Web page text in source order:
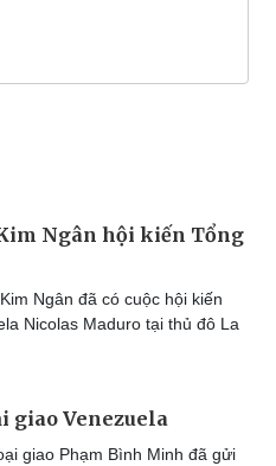
Ngân hội kiến Tổng
Ngân đã có cuộc hội kiến
Nicolas Maduro tại thủ đô La
giao Venezuela
giao Phạm Bình Minh đã gửi